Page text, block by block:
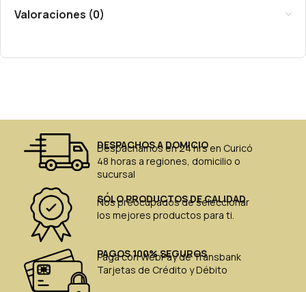
Valoraciones (0)
DESPACHOS A DOMICIO
Despachamos en 24 hrs en Curicó
48 horas a regiones, domicilio o
sucursal
SÓLO PRODUCTOS DE CALIDAD
Nos preocupados de seleccionar
los mejores productos para ti.
PAGOS 100% SEGUROS
Paga con WebPay de Transbank
Tarjetas de Crédito y Débito